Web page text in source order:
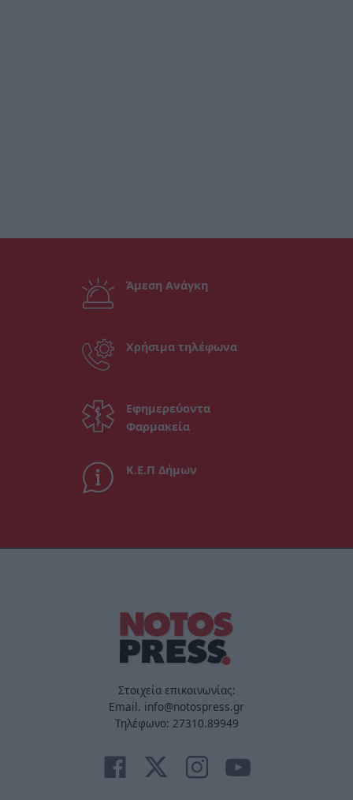
Άμεση Ανάγκη
Χρήσιμα τηλέφωνα
Εφημερεύοντα
Φαρμακεία
Κ.Ε.Π Δήμων
Στοιχεία επικοινωνίας:
Email. info@notospress.gr
Τηλέφωνο: 27310.89949